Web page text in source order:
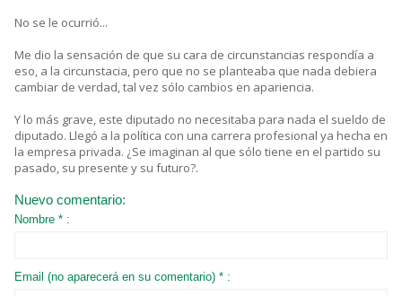
No se le ocurrió...
Me dio la sensación de que su cara de circunstancias respondía a
eso, a la circunstacia, pero que no se planteaba que nada debiera
cambiar de verdad, tal vez sólo cambios en apariencia.
Y lo más grave, este diputado no necesitaba para nada el sueldo de
diputado. Llegó a la política con una carrera profesional ya hecha en
la empresa privada. ¿Se imaginan al que sólo tiene en el partido su
pasado, su presente y su futuro?.
Nuevo comentario:
Nombre * :
Email (no aparecerá en su comentario) * :